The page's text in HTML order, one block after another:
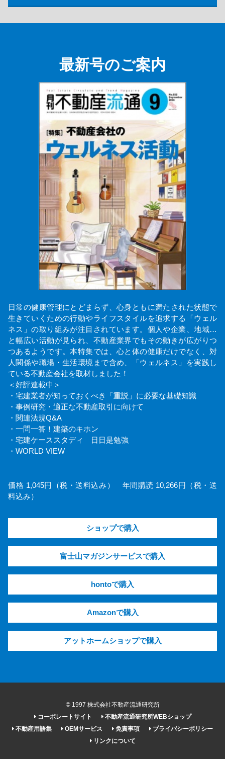
最新号のご案内
日常の健康管理にとどまらず、心身ともに満たされた状態で
生きていくための行動やライフスタイルを追求する「ウェル
ネス」の取り組みが注目されています。個人や企業、地域…
と幅広い活動が見られ、不動産業界でもその動きが広がりつ
つあるようです。本特集では、心と体の健康だけでなく、対
人関係や職場・生活環境まで含め、「ウェルネス」を実践し
ている不動産会社を取材しました！
＜好評連載中＞
・宅建業者が知っておくべき「重説」に必要な基礎知識
・事例研究・適正な不動産取引に向けて
・関連法規Q&A
・一問一答！建築のキホン
・宅建ケーススタディ 日日是勉強
・WORLD VIEW
価格 1,045円（税・送料込み） 年間購読 10,266円（税・送
料込み）
ショップで購入
富士山マガジンサービスで購入
hontoで購入
Amazonで購入
アットホームショップで購入
© 1997 株式会社不動産流通研究所
コーポレートサイト
不動産流通研究所WEBショップ
不動産用語集
OEMサービス 免責事項
プライバシーポリシー
リンクについて